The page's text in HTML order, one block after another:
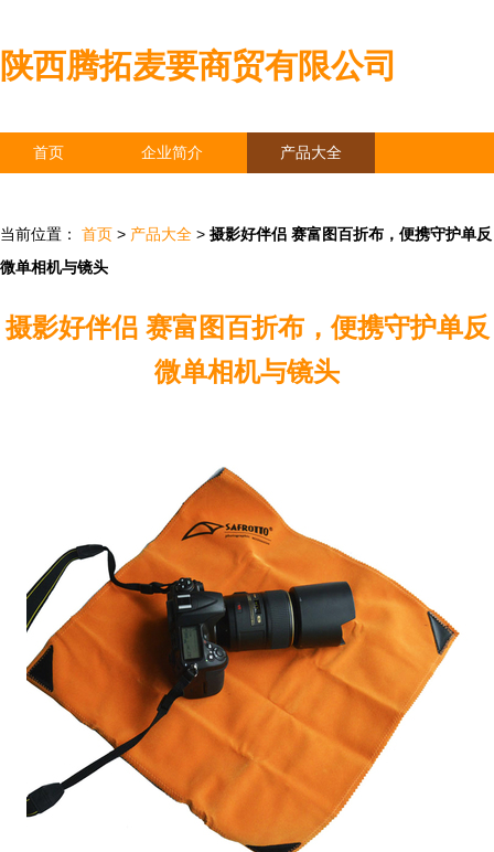
陕西腾拓麦要商贸有限公司
首页 企业简介 产品大全
当前位置： 首页 > 产品大全 > 摄影好伴侣 赛富图百折布，便携守护单反
微单相机与镜头
摄影好伴侣 赛富图百折布，便携守护单反
微单相机与镜头